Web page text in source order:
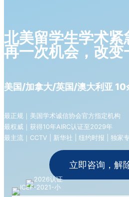
北美留学生学术紧
再一次机会，改变
美国/加拿大/英国/澳大利亚 10
最正规｜美国学术诚信协会官方指定机构
最权威｜获得10年AIRC认证至2029年
最主流｜CCTV | 新华社 | 纽约时报 | 独家
立即咨询，解